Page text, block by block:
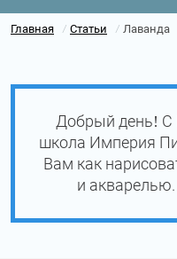
Главная / Статьи / Лаванда
Добрый день! С
школа Империя
Вам как
и